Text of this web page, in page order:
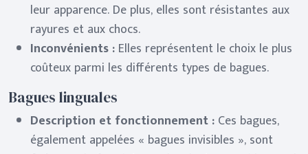
leur apparence. De plus, elles sont résistantes aux
rayures et aux chocs.
Inconvénients : Elles représentent le choix le plus
coûteux parmi les différents types de bagues.
Bagues linguales
Description et fonctionnement : Ces bagues,
également appelées « bagues invisibles », sont